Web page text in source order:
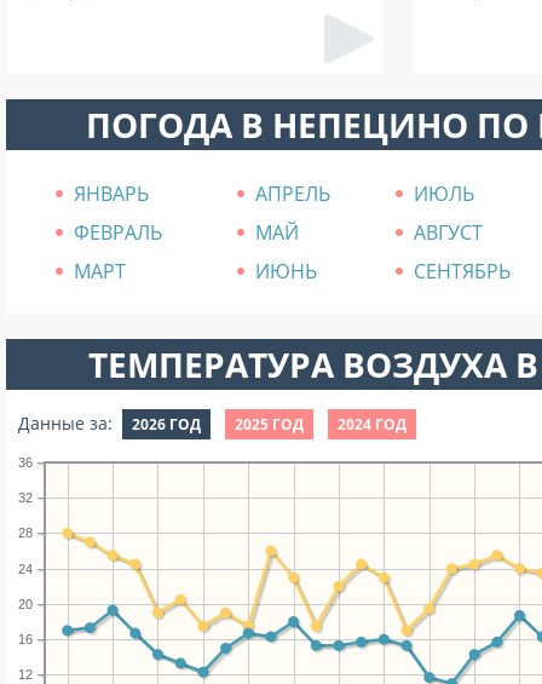
ПОГОДА В НЕПЕЦИНО
ЯНВАРЬ АПРЕЛЬ
ИЮЛЬ
ФЕВРАЛЬ
МАЙ
АВГУСТ
МАРТ
ИЮНЬ СЕНТЯБРЬ
ТЕМПЕРАТУРА ВОЗДУХА
Данные за: 2026 ГОД 2025 ГОД 2024 ГОД
12
16
20
24
28
32
36